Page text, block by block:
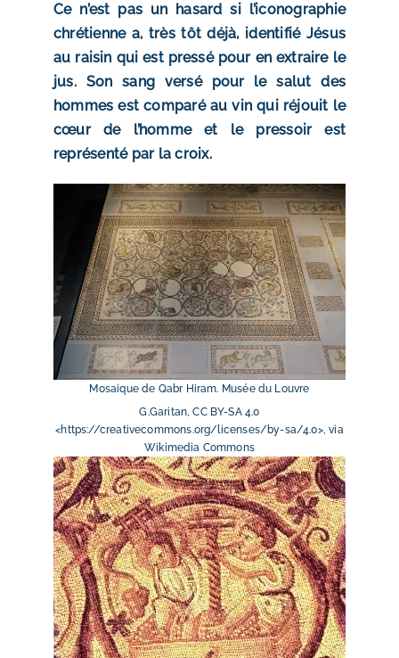
Ce n’est pas un hasard si l’iconographie
chrétienne a, très tôt déjà, identifié Jésus
au raisin qui est pressé pour en extraire le
jus. Son sang versé pour le salut des
hommes est comparé au vin qui réjouit le
cœur de l’homme et le pressoir est
représenté par la croix.
Mosaique de Qabr Hiram. Musée du Louvre
G.Garitan, CC BY-SA 4.0
<https://creativecommons.org/licenses/by-sa/4.0>, via
Wikimedia Commons